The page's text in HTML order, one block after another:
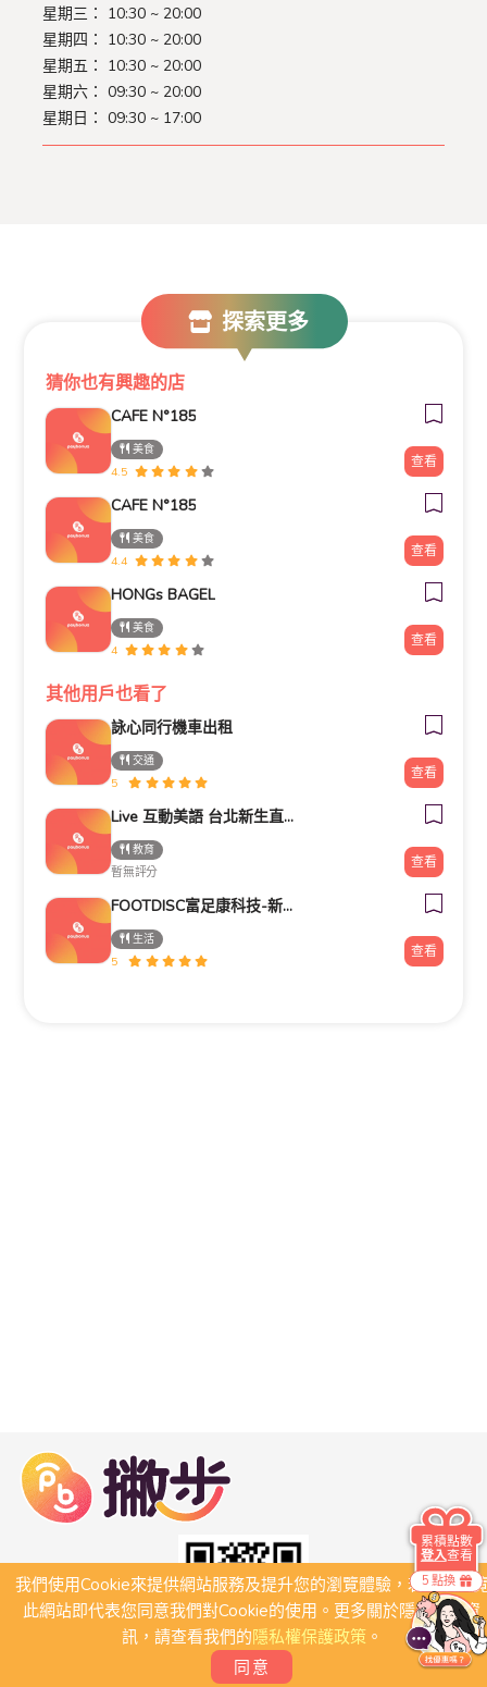
星期三： 10:30 ~ 20:00
星期四： 10:30 ~ 20:00
星期五： 10:30 ~ 20:00
星期六： 09:30 ~ 20:00
星期日： 09:30 ~ 17:00
探索更多
猜你也有興趣的店
CAFE N°185
美食
4.5
查看
CAFE N°185
美食
4.4
查看
HONGs BAGEL
美食
4
查看
其他用戶也看了
詠心同行機車出租
交通
5
查看
Live 互動美語 台北新生直營校 小一先修｜幼兒美語班｜兒童美語班｜自然發音班｜全民英檢班｜
教育
暫無評分
查看
FOOTDISC富足康科技-新光三越-西門店
生活
5
查看
我們使用Cookie來提供網站服務及提升您的瀏覽體驗，若繼續瀏
此網站即代表您同意我們對Cookie的使用。更多關於隱私保護資
訊，請查看我們的隱私權保護政策。
同意
5 點換
累積點數
登入查看